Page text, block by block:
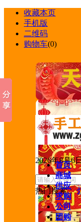
收藏本页
手机版
二维码
购物车(0)
2026年8月6
热门搜索：
首页
商城
供应
求购
公司
团购